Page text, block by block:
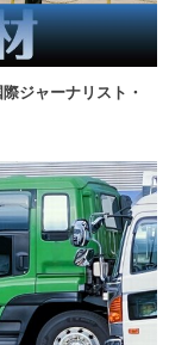
ジャーナリスト・